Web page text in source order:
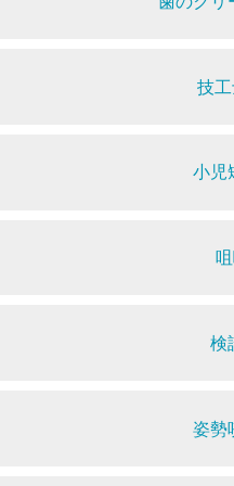
技
小児
検
姿勢